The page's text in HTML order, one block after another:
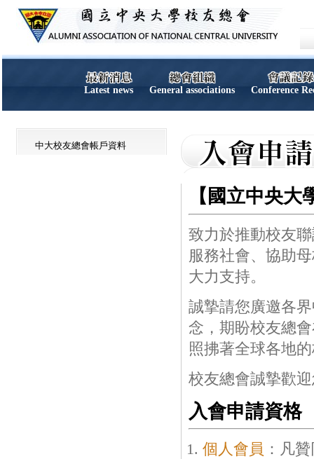
Latest news General associations Conference
【國立中央大
致力於推動校友
服務社會、協助
大力支持。
誠摯請您廣邀各
念，期盼校友總
照拂著全球各地
校友總會誠摯歡
入會申請資格
個人會員 ：凡
中大校友總會帳戶資料